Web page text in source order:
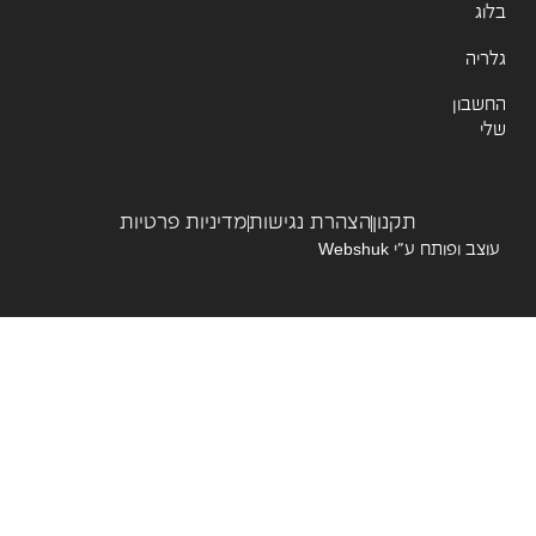
הצהרת נגישותמדיניות פרטיות
ופותח ע”יWebshuk